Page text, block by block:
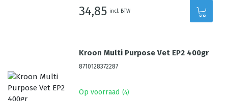
34,85 incl. BTW
Kroon Multi Purpose Vet EP2 400gr
8710128372287
Op voorraad (4)